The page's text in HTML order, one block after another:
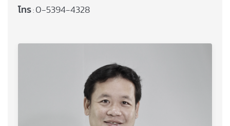
โทร : 0-5394-4328